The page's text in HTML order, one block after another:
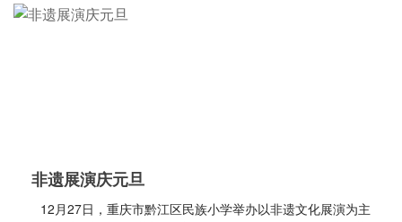
非遗展演庆元旦
12月27日，重庆市黔江区民族小学举办以非遗文化展演为主